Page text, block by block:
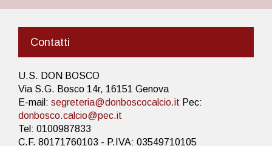
Contatti
U.S. DON BOSCO
Via S.G. Bosco 14r, 16151 Genova
E-mail: segreteria@donboscocalcio.it Pec:
donbosco.calcio@pec.it
Tel: 0100987833
C.F. 80171760103 - P.IVA: 03549710105